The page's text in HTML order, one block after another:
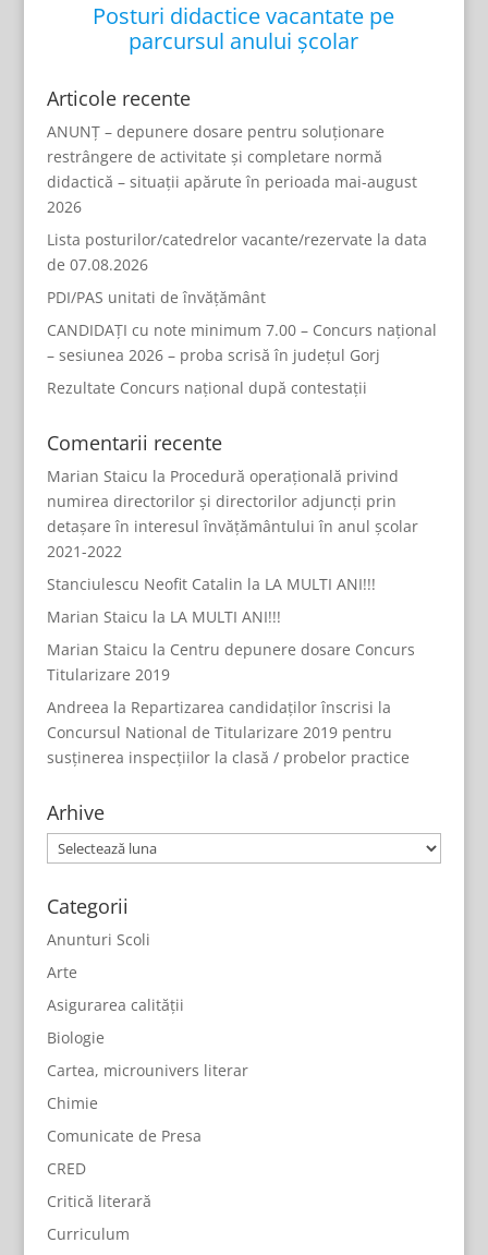
Posturi didactice vacantate pe
parcursul anului școlar
Articole recente
ANUNȚ – depunere dosare pentru soluționare
restrângere de activitate și completare normă
didactică – situații apărute în perioada mai-august
2026
Lista posturilor/catedrelor vacante/rezervate la data
de 07.08.2026
PDI/PAS unitati de învățământ
CANDIDAȚI cu note minimum 7.00 – Concurs național
– sesiunea 2026 – proba scrisă în județul Gorj
Rezultate Concurs național după contestații
Comentarii recente
Marian Staicu la Procedură operațională privind
numirea directorilor și directorilor adjuncți prin
detașare în interesul învățământului în anul școlar
2021-2022
Stanciulescu Neofit Catalin la LA MULTI ANI!!!
Marian Staicu la LA MULTI ANI!!!
Marian Staicu la Centru depunere dosare Concurs
Titularizare 2019
Andreea la Repartizarea candidaților înscrisi la
Concursul National de Titularizare 2019 pentru
susținerea inspecțiilor la clasă / probelor practice
Arhive
Arhive
Categorii
Anunturi Scoli
Arte
Asigurarea calității
Biologie
Cartea, microunivers literar
Chimie
Comunicate de Presa
CRED
Critică literară
Curriculum